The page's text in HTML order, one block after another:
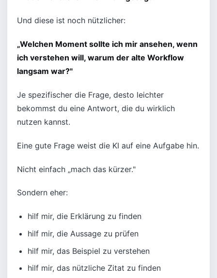
Und diese ist noch nützlicher:
„Welchen Moment sollte ich mir ansehen, wenn
ich verstehen will, warum der alte Workflow
langsam war?"
Je spezifischer die Frage, desto leichter
bekommst du eine Antwort, die du wirklich
nutzen kannst.
Eine gute Frage weist die KI auf eine Aufgabe hin.
Nicht einfach „mach das kürzer."
Sondern eher:
hilf mir, die Erklärung zu finden
hilf mir, die Aussage zu prüfen
hilf mir, das Beispiel zu verstehen
hilf mir, das nützliche Zitat zu finden